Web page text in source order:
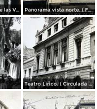
Patio del colegio de las Vizcainas por el fotografo Hugo Brehme. Panorama vista norte. ( Fechada el 20 de Junio de 1905 ).
Teatro Lirico. ( Circulada el 1 de Agosto de 1926 ).